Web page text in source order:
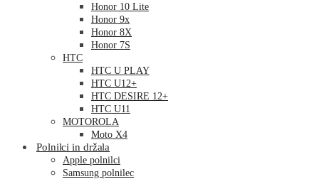
Honor 10 Lite
Honor 9x
Honor 8X
Honor 7S
HTC
HTC U PLAY
HTC U12+
HTC DESIRE 12+
HTC U11
MOTOROLA
Moto X4
Polnilci in držala
Apple polnilci
Samsung polnilec